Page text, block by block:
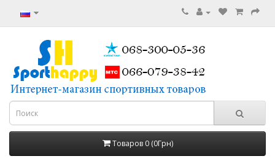
Товаров 0 (0Грн)